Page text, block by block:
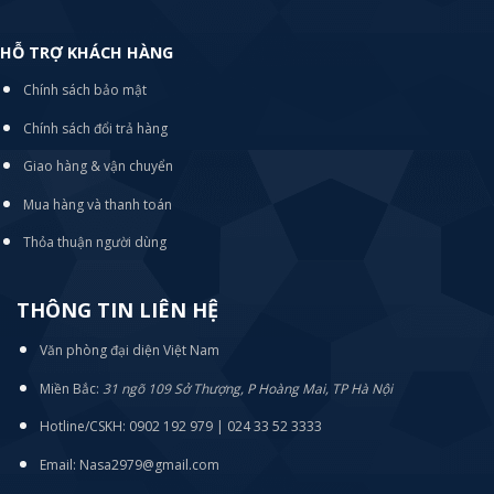
HỖ TRỢ KHÁCH HÀNG
Chính sách bảo mật
Chính sách đổi trả hàng
Giao hàng & vận chuyển
Mua hàng và thanh toán
Thỏa thuận người dùng
THÔNG TIN LIÊN HỆ
Văn phòng đại diện Việt Nam
Miền Bắc: 31 ngõ 109 Sở Thượng, P Hoàng Mai, TP Hà Nội
Hotline/CSKH: 0902 192 979 | 024 33 52 3333
Email: Nasa2979@gmail.com